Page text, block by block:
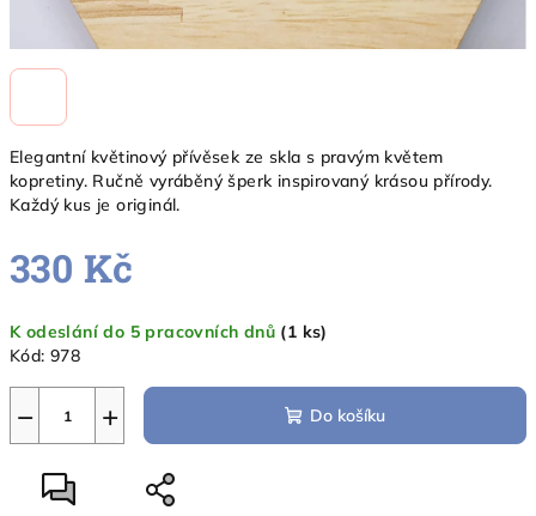
Elegantní květinový přívěsek ze skla s pravým květem
kopretiny. Ručně vyráběný šperk inspirovaný krásou přírody.
Každý kus je originál.
330 Kč
cena:
K odeslání do 5 pracovních dnů (1 ks)
Kód: 978
+
− Do košíku